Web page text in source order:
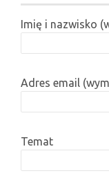
Imię i nazwisko
Adres email
Temat